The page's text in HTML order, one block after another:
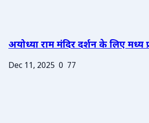
अयोध्या राम मंदिर दर्शन के लिए मध्य
Dec 11, 2025 0 77